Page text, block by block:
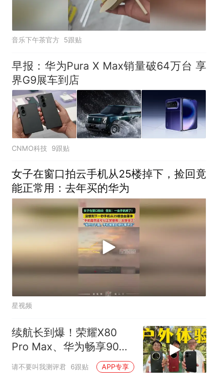
音乐下午茶官方 5跟贴
早报：华为Pura X Max销量破64万台 享
界G9展车到店
CNMO科技 9跟贴
女子在窗口拍云手机从25楼掉下，捡回竟
能正常用：去年买的华为
星视频
续航长到爆！荣耀X80
Pro Max、华为畅享90
Pro Max和红米Note 17
请不要叫我测评君 6跟贴 APP专享